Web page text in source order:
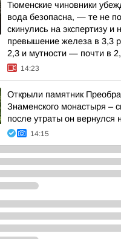
Тюменские чиновники
вода безопасна, — те не
скинулись на экспертизу и
превышение железа в 3,3
2,3 и мутности — почти в
14:23
Открыли памятник
Знаменского монастыря –
после утраты он вернулся
14:15